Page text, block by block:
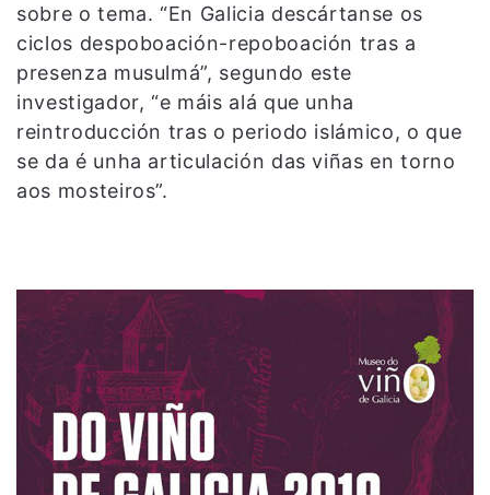
sobre o tema. “En Galicia descártanse os
ciclos despoboación-repoboación tras a
presenza musulmá”, segundo este
investigador, “e máis alá que unha
reintroducción tras o periodo islámico, o que
se da é unha articulación das viñas en torno
aos mosteiros”.